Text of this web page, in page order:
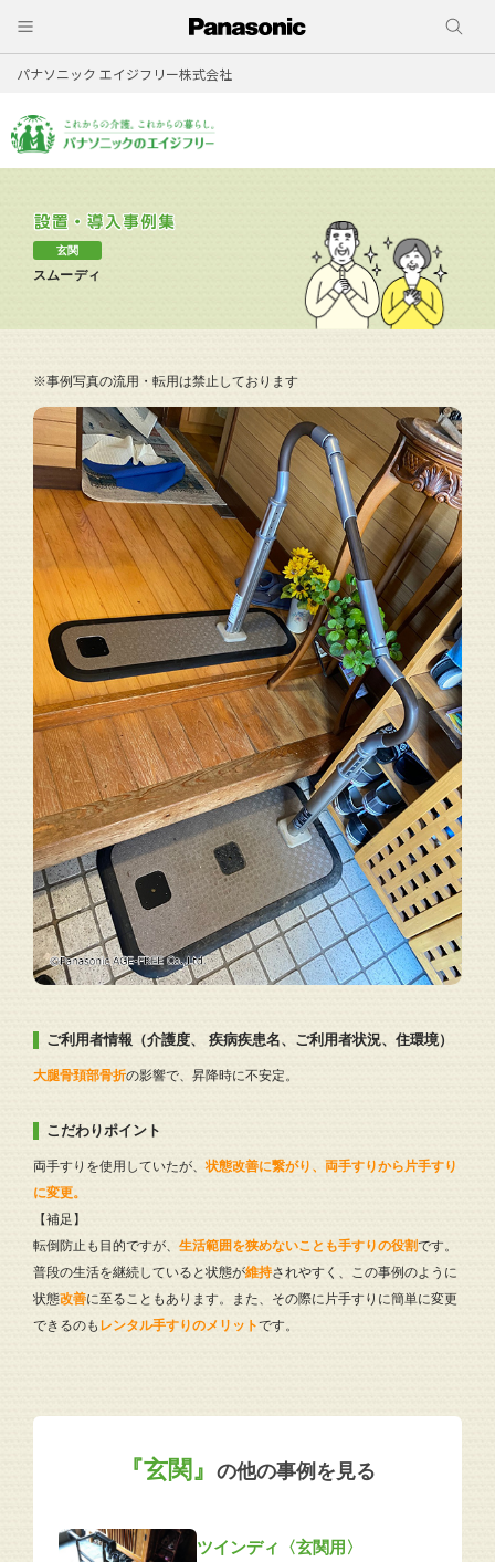
パナソニック エイジフリー株式会社
玄関
スムーディ
※事例写真の流用・転用は禁止しております
ご利用者情報（介護度、 疾病疾患名、ご利用者状況、住環境）
大腿骨頚部骨折の影響で、昇降時に不安定。
こだわりポイント
両手すりを使用していたが、状態改善に繋がり、両手すりから片手すり
に変更。
【補足】
転倒防止も目的ですが、 生活範囲を狭めないことも手すりの役割です。
普段の生活を継続していると状態が維持されやすく、この事例のように
状態改善に至ることもあります。また、その際に片手すりに簡単に変更
できるのも レンタル手すりのメリットです。
『玄関』 の他の事例を見る
ツインディ〈玄関用〉